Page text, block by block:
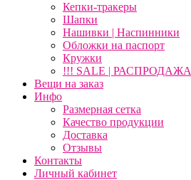
Кепки-тракеры
Шапки
Нашивки | Наспинники
Обложки на паспорт
Кружки
!!! SALE | РАСПРОДАЖА
Вещи на заказ
Инфо
Размерная сетка
Качество продукции
Доставка
Отзывы
Контакты
Личный кабинет